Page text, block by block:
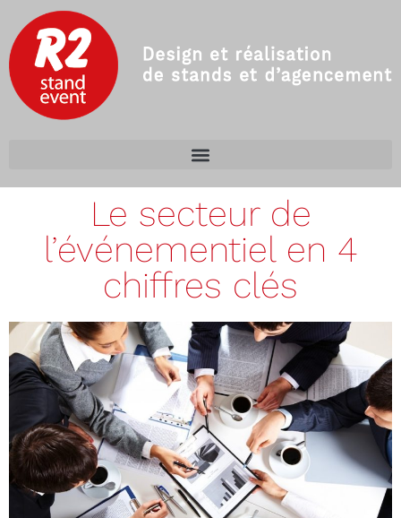
Le secteur de
l’événementiel en 4
chiffres clés